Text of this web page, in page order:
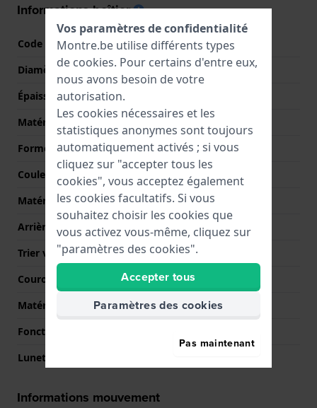
Informations boîtier
Code boîtier
AA02,AA02-C70-A
Diamètre
41.5 mm
Épaisseur du boîtier
Matériel du boîtier
Forme du boîtier
Rond
Couleur du boîtier
Argent
Matériau du boîtier arrière
Acier inoxydable
Arrière de Boitier
Fond de boîtier vissé
Trier verre
Minéral
Couronne
Courrone à vis
Matérielle lunette
Acier inoxydable
Fonction de la lunette
Lunette tournante
Informations mouvement
Vos paramètres de confidentialité
Montre.be utilise différents types
de cookies. Pour certains d'entre eux,
nous avons besoin de votre
autorisation.
Les cookies nécessaires et les
statistiques anonymes sont toujours
automatiquement activés ; si vous
cliquez sur "accepter tous les
cookies", vous acceptez également
les cookies facultatifs. Si vous
souhaitez choisir les cookies que
vous activez vous-même, cliquez sur
"paramètres des cookies".
Accepter tous
Paramètres des cookies
Pas maintenant